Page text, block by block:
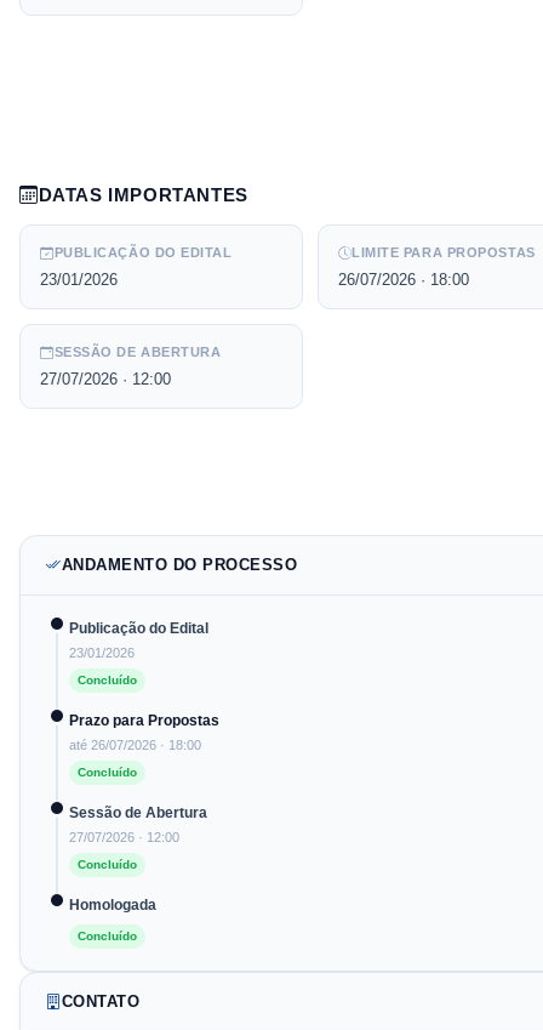
DATAS IMPORTANTES
PUBLICAÇÃO DO EDITAL
23/01/2026
LIMITE PARA PROPOSTAS
26/07/2026· 18:00
SESSÃO DE ABERTURA
27/07/2026 · 12:00
ANDAMENTO DO PROCESSO
Publicação do Edital
23/01/2026
Concluído
Prazo para Propostas
até 26/07/2026 · 18:00
Concluído
Sessão de Abertura
27/07/2026 · 12:00
Concluído
Homologada
Concluído
CONTATO